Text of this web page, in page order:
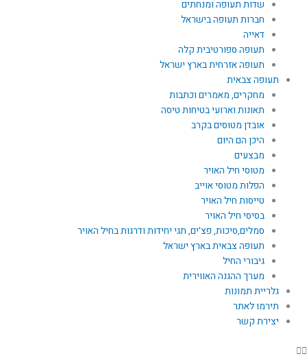
שדות תעופה ומנחתים
חברות תעופה בישראל
דאייה
תעופה ספורטיבית קלה
תעופה אזרחית בארץ ישראל
תעופה צבאית
מחקרים, מאמרים וכתבות
תאונות וארועי בטיחות טיסה
אובדן מטוסים בקרב
היכן הם היום
מבצעים
מטוסי חיל האויר
הפלות מטוסי אוייב
טייסות חיל האויר
בסיסי חיל האויר
סמלים,סיכות, פצ'ים, תגי יחידות ודרגות בחיל האויר
תעופה צבאית בארץ ישראל
גיבורי החיל
מערך ההגנה האווירית
גלריית תמונות
תירמו לאתר
יצירת קשר